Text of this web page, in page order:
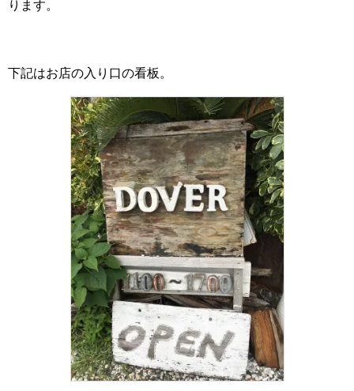
ります。
下記はお店の入り口の看板。